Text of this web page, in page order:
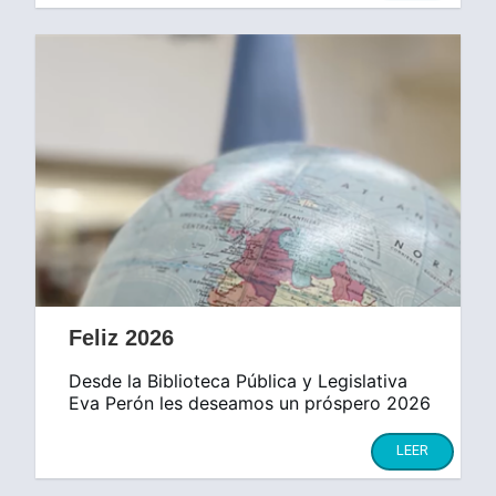
Feliz 2026
Desde la Biblioteca Pública y Legislativa
Eva Perón les deseamos un próspero 2026
LEER